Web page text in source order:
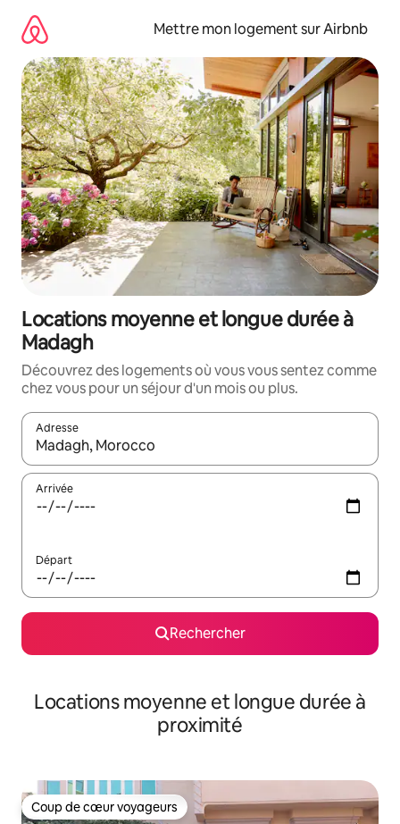
directement
contenu
Mettre mon logement sur Airbnb
Locations moyenne et longue durée à
Madagh
Découvrez des logements où vous vous sentez comme
chez vous pour un séjour d'un mois ou plus.
Adresse
Lorsque les résultats s'affichent, utilisez les flèches vers le
Arrivée
Départ
Rechercher
Locations moyenne et longue durée à
proximité
Coup de cœur voyageurs
Coup de cœur voyageurs